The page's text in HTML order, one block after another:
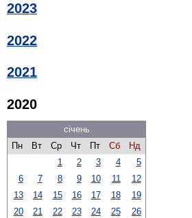
2023
2022
2021
2020
січень
Пн
Вт Ср Чт Пт Сб
Нд
1
2 3 4
5
6
7 8 9 10 11
12
13
14 15 16 17 18
19
20
21 22 23 24 25
26